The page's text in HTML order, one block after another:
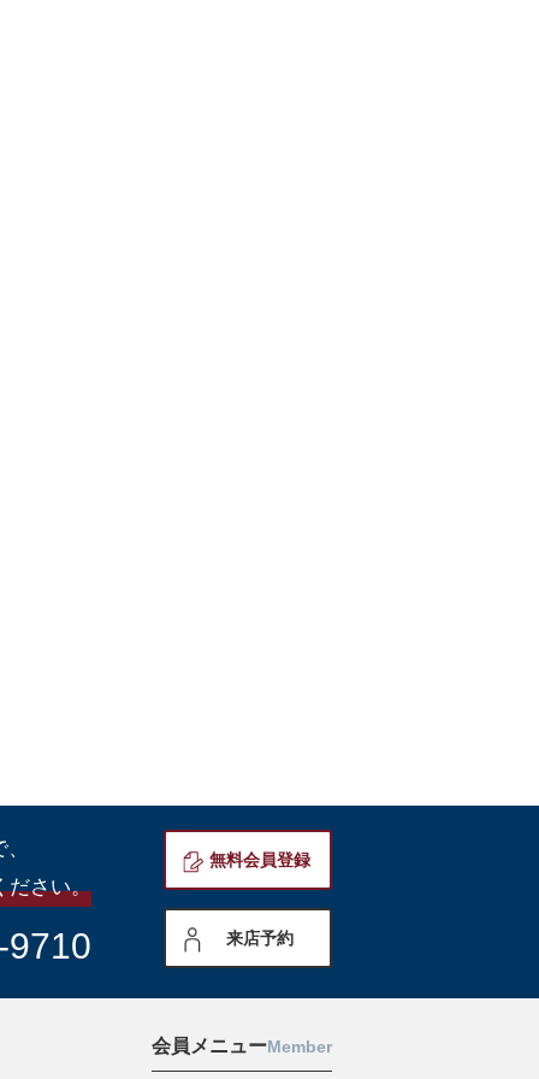
ださい。
9710
無料会員登録
来店予約
会員メニューMember